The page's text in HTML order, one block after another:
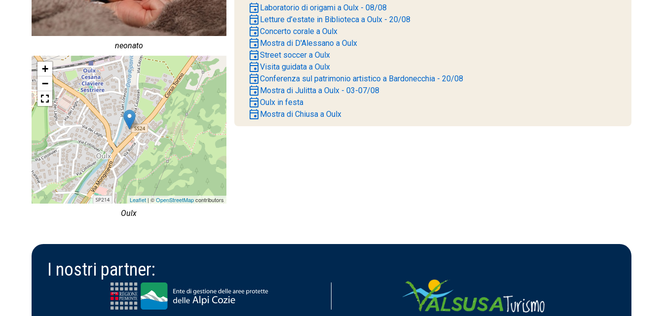
neonato
+
−
Leaflet| ©OpenStreetMapcontributors
Oulx
event Laboratorio di origami a Oulx - 08/08
event Letture d’estate in Biblioteca a Oulx - 20/08
eventConcerto corale a Oulx
event Mostra di D'Alessano a Oulx
eventStreet soccer a Oulx
eventVisita guidata a Oulx
eventConferenza sul patrimonio artistico a Bardonecchia - 20/08
event Mostra di Julitta a Oulx - 03-07/08
eventOulx in festa
event Mostra di Chiusa a Oulx
I nostri partner: